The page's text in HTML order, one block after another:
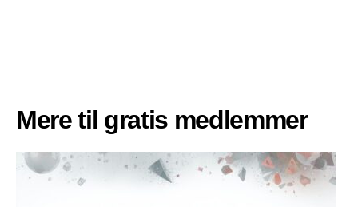
Mere til gratis medlemmer